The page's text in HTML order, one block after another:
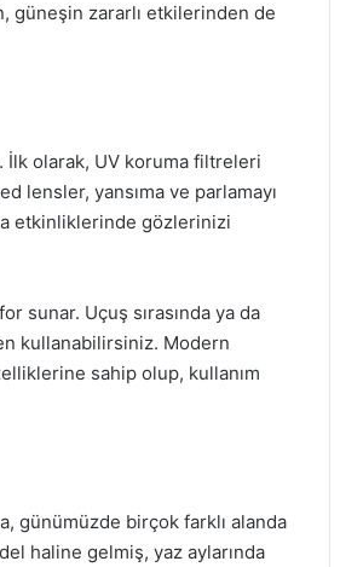
güneşin zararlı etkilerinden de
İlk olarak, UV koruma filtreleri
lensler, yansıma ve parlamayı
etkinliklerinde gözlerinizi
sunar. Uçuş sırasında ya da
kullanabilirsiniz. Modern
sahip olup, kullanım
günümüzde birçok farklı alanda
haline gelmiş, yaz aylarında